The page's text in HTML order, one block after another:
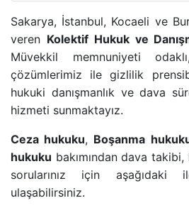
ÖZEL HAYATIN GIZLILIĞI SUÇU
CINSEL TACIZ SUÇU
TASARRUFUN IPTALI DAVASI
HÜKMÜN AÇIKLANMASININ
Sakarya, İstanbul, Kocaeli ve
veren Kolektif Hukuk ve
Müvekkil memnuniyeti
çözümlerimiz ile gizlilik
hukuki danışmanlık ve dava
hizmeti sunmaktayız.
Ceza hukuku, Boşanma
hukuku bakımından dava takibi,
sorularınız için aşağıdaki
ulaşabilirsiniz.